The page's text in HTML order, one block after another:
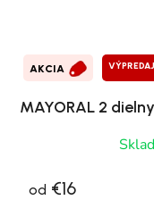
AKCIA VÝPREDAJ
MAYORAL 2
od €16